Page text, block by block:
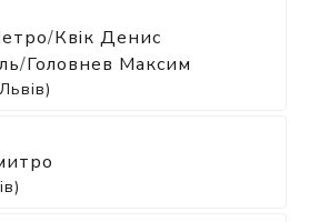
/Квік Денис
/Головнев Максим